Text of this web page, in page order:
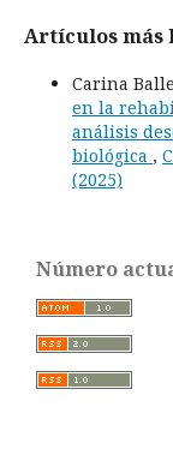
Artículos más
Carina
en la
análisis
biológica ,
(2025)
Número